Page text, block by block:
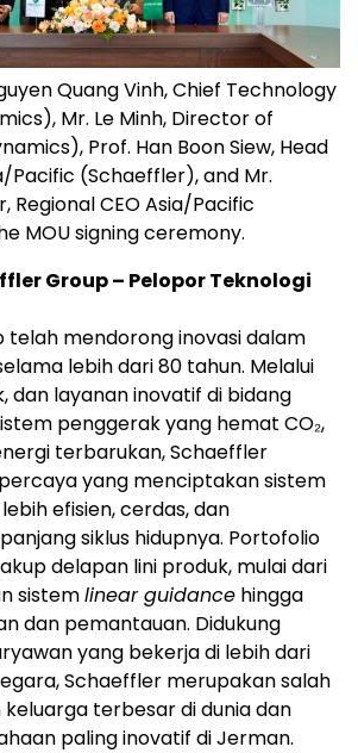
Quang Vinh, Chief Technology
Mr. Le Minh, Director of
Prof. Han Boon Siew, Head
Pacific (Schaeffler), and Mr.
Regional CEO Asia/Pacific
MOU signing ceremony.
Group – Pelopor Teknologi
telah mendorong inovasi dalam
lebih dari 80 tahun. Melalui
dan layanan inovatif di bidang
penggerak yang hemat CO₂,
terbarukan, Schaeffler
yang menciptakan sistem
efisien, cerdas, dan
siklus hidupnya. Portofolio
delapan lini produk, mulai dari
sistemlinear guidance hingga
dan pemantauan. Didukung
yang bekerja di lebih dari
Schaeffler merupakan salah
terbesar di dunia dan
paling inovatif di Jerman.